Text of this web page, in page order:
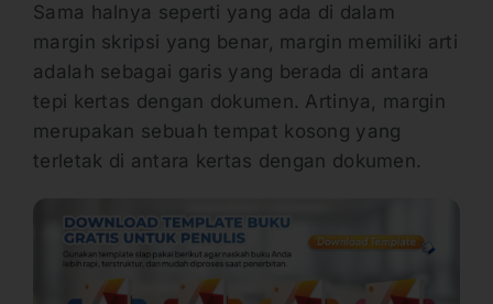
Sama halnya seperti yang ada di dalam
margin skripsi yang benar, margin memiliki arti
adalah sebagai garis yang berada di antara
tepi kertas dengan dokumen. Artinya, margin
merupakan sebuah tempat kosong yang
terletak di antara kertas dengan dokumen.